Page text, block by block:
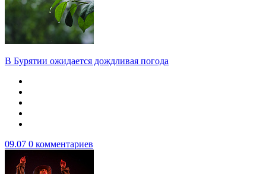
В Бурятии ожидается дождливая погода
09.07 0 комментариев